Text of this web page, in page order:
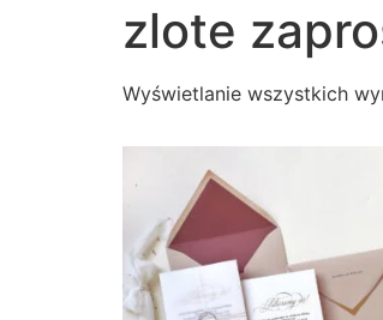
zlote
Wyświetlanie wszystkich